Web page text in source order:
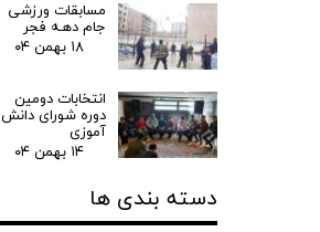
مسابقات ورزشی
جام دهـه فجر
۱۸ بهمن ۰۴
انتخابات دومین
دوره شورای دانش
آموزی
۱۴ بهمن ۰۴
دسته بندی ها